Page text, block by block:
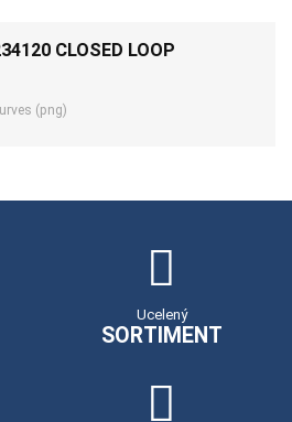
CLOSED LOOP
(png)
Ucelený
SORTIMENT